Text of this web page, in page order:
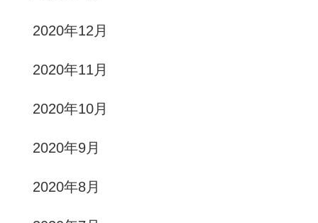
2020年12月
2020年11月
2020年10月
2020年9月
2020年8月